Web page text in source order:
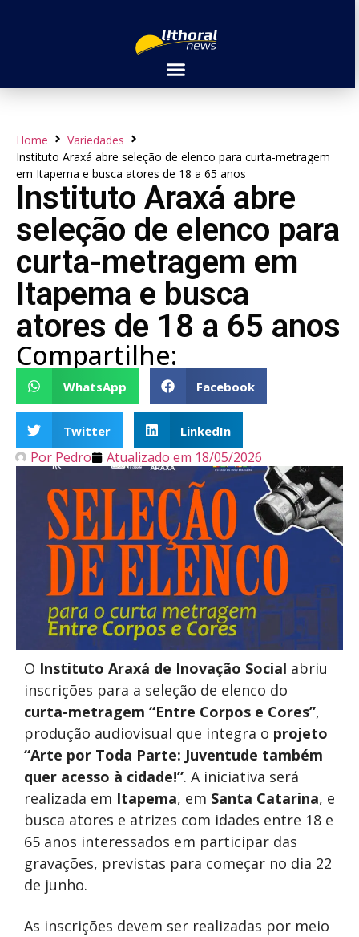
Home
Variedades
Instituto Araxá abre seleção de elenco para curta-metragem
em Itapema e busca atores de 18 a 65 anos
Instituto Araxá abre
seleção de elenco para
curta-metragem em
Itapema e busca
atores de 18 a 65 anos
Compartilhe:
WhatsApp Facebook
Twitter LinkedIn
Por Pedro Atualizado em 18/05/2026
O Instituto Araxá de Inovação Social abriu
inscrições para a seleção de elenco do
curta-metragem “Entre Corpos e Cores”,
produção audiovisual que integra o projeto
“Arte por Toda Parte: Juventude também
quer acesso à cidade!”. A iniciativa será
realizada em Itapema, em Santa Catarina, e
busca atores e atrizes com idades entre 18 e
65 anos interessados em participar das
gravações, previstas para começar no dia 22
de junho.
As inscrições devem ser realizadas por meio